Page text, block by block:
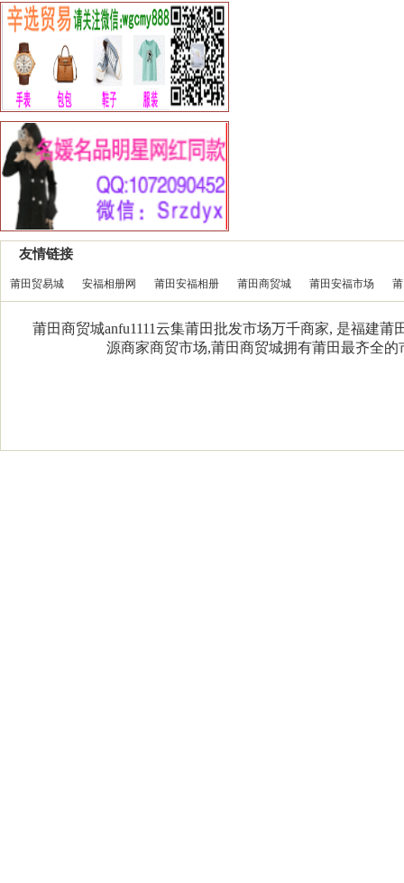
友情链接
莆田贸易城 安福相册网 莆田安福相册 莆田商贸城 莆田安福市场
莆田商贸城anfu1111云集莆田批发市场万千商家, 是福建
源商家商贸市场,莆田商贸城拥有莆田最齐全